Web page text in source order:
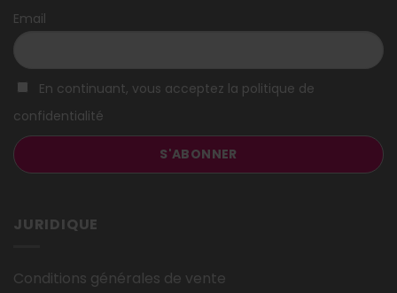
Email
En continuant, vous acceptez la politique de
confidentialité
JURIDIQUE
Conditions générales de vente